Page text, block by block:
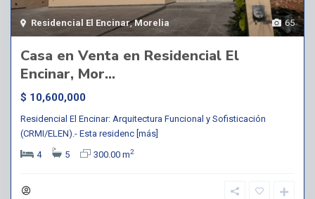
65
Residencial El Encinar,Morelia
Casa en Venta en Residencial El
Encinar, Mor...
$ 10,600,000
Residencial El Encinar: Arquitectura Funcional y Sofisticación
(CRMI/ELEN).- Esta residenc [más]
4
5 300.00 m2